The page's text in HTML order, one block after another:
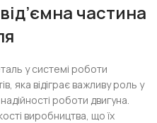
частина
у системі роботи
яка відіграє важливу роль у
роботи двигуна.
виробництва, що їх